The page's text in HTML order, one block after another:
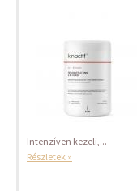
Intenzíven kezeli,...
Részletek »